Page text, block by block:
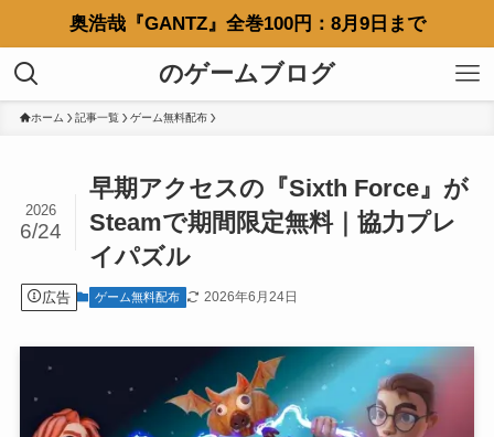
奥浩哉『GANTZ』全巻100円：8月9日まで
のゲームブログ
ホーム 記事一覧 ゲーム無料配布
早期アクセスの『Sixth Force』が
Steamで期間限定無料｜協力プレ
イパズル
2026
6/24
広告 ゲーム無料配布 2026年6月24日